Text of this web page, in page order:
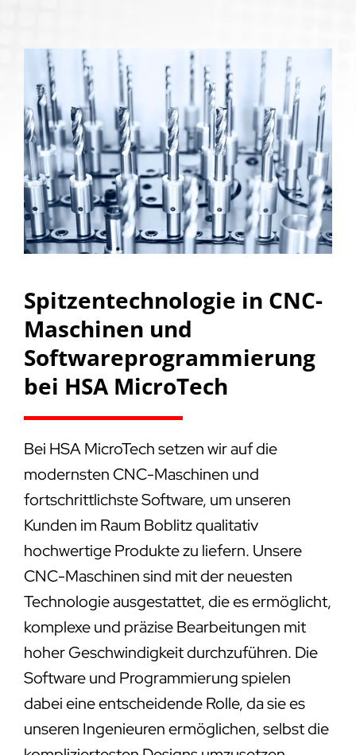
Spitzentechnologie in CNC-
Maschinen und
Softwareprogrammierung
bei HSA MicroTech
Bei HSA MicroTech setzen wir auf die
modernsten CNC-Maschinen und
fortschrittlichste Software, um unseren
Kunden im Raum Boblitz qualitativ
hochwertige Produkte zu liefern. Unsere
CNC-Maschinen sind mit der neuesten
Technologie ausgestattet, die es ermöglicht,
komplexe und präzise Bearbeitungen mit
hoher Geschwindigkeit durchzuführen. Die
Software und Programmierung spielen
dabei eine entscheidende Rolle, da sie es
unseren Ingenieuren ermöglichen, selbst die